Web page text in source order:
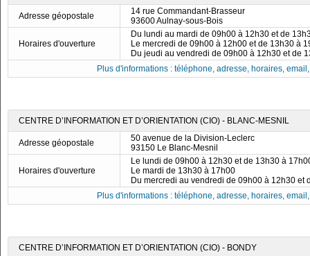
Adresse géopostale
14 rue Commandant-Brasseur
93600 Aulnay-sous-Bois
Horaires d'ouverture
Du lundi au mardi de 09h00 à 12h30 et de
Le mercredi de 09h00 à 12h00 et de 13h30 à
Du jeudi au vendredi de 09h00 à 12h30 et de
Plus d'informations : téléphone, adresse, horaires,
CENTRE D’INFORMATION ET D’ORIENTATION (CIO) - BLANC-MESNIL
Adresse géopostale
50 avenue de la Division-Leclerc
93150 Le Blanc-Mesnil
Horaires d'ouverture
Le lundi de 09h00 à 12h30 et de 13h30 à
Le mardi de 13h30 à 17h00
Du mercredi au vendredi de 09h00 à 12h30 et
Plus d'informations : téléphone, adresse, horaires,
CENTRE D’INFORMATION ET D’ORIENTATION (CIO) - BONDY